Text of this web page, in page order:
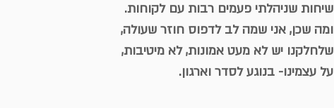
שיחות שניהלתי פעמים רבות עם לקוחות.
ומה שכן, אני שמה לב לדפוס חוזר שעולה,
שלחלקנו יש לא מעט אמונות, לא מיטיבות,
על עצמינו- בנוגע לסדר וארגון.